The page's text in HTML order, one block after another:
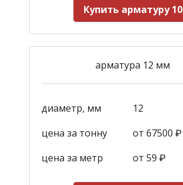
Купить арматуру 10
арматура 12 мм
диаметр, мм
12
цена за тонну
от 67500 ₽
цена за метр
от 59 ₽